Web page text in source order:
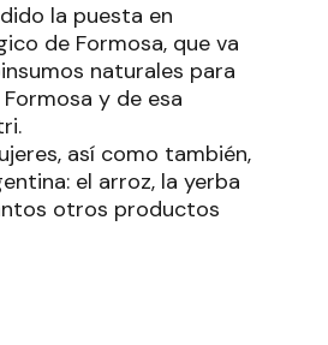
la puesta en
de Formosa, que va
naturales para
y de esa
así como también,
el arroz, la yerba
otros productos